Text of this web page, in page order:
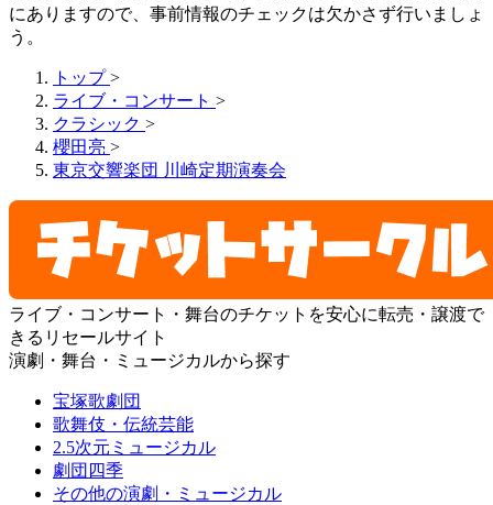
にありますので、事前情報のチェックは欠かさず行いましょ
う。
トップ >
ライブ・コンサート >
クラシック >
櫻田亮 >
東京交響楽団 川崎定期演奏会
ライブ・コンサート・舞台のチケットを安心に転売・譲渡で
きるリセールサイト
演劇・舞台・ミュージカルから探す
宝塚歌劇団
歌舞伎・伝統芸能
2.5次元ミュージカル
劇団四季
その他の演劇・ミュージカル